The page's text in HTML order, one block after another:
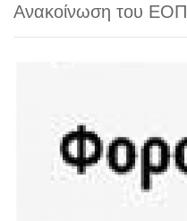
Ανακοίνωση του